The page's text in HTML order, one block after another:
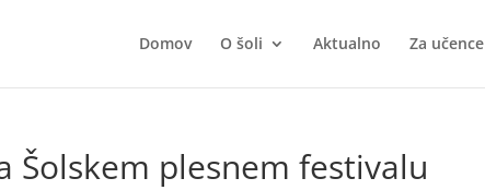
Domov O šoli Aktualno Za učence
Šolskem plesnem festivalu